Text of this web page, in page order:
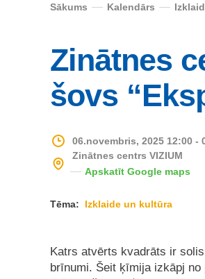
Sākums Kalendārs
Zinātnes
šovs
06.novembris, 2025 12:00 -
Zinātnes centrs VIZIUM
Apskatīt Google maps
Tēma: Izklaide un kultūra
Katrs atvērts kvadrāts ir
brīnumi. Šeit ķīmija izkāpj